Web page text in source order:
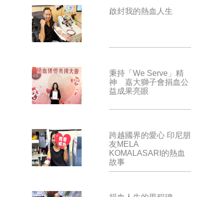
啟封我的熱血人生
秉持「We Serve」精
神 嘉大獅子會捐血公
益成果亮眼
跨越國界的愛心 印尼朋
友MELA
KOMALASARI的熱血
故事